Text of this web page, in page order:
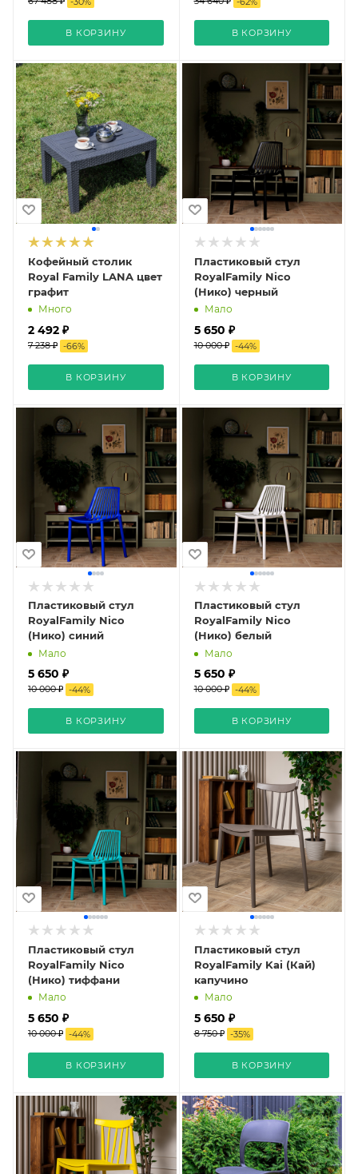
В КОРЗИНУ В КОРЗИНУ
Кофейный столик
Royal Family LANA цвет
графит
Много
2 492 ₽
7 238 ₽ -66%
В КОРЗИНУ
Пластиковый стул
RoyalFamily Nico
(Нико) черный
Мало
5 650 ₽
10 000 ₽ -44%
В КОРЗИНУ
Пластиковый стул
RoyalFamily Nico
(Нико) синий
Мало
5 650 ₽
10 000 ₽ -44%
В КОРЗИНУ
Пластиковый стул
RoyalFamily Nico
(Нико) белый
Мало
5 650 ₽
10 000 ₽ -44%
В КОРЗИНУ
Пластиковый стул
RoyalFamily Nico
(Нико) тиффани
Мало
5 650 ₽
10 000 ₽ -44%
В КОРЗИНУ
Пластиковый стул
RoyalFamily Kai (Кай)
капучино
Мало
5 650 ₽
8 750 ₽ -35%
В КОРЗИНУ